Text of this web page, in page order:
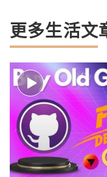
更多生活文